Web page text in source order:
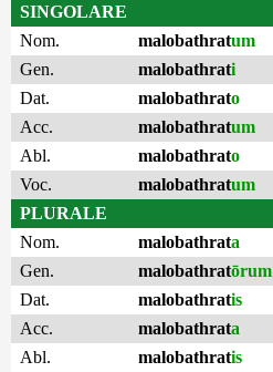
SINGOLARE
Nom.
malobathratum
Gen.
malobathrati
Dat.
malobathrato
Acc.
malobathratum
Abl.
malobathrato
Voc.
malobathratum
PLURALE
Nom.
malobathrata
Gen.
malobathratōrum
Dat.
malobathratis
Acc.
malobathrata
Abl.
malobathratis